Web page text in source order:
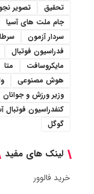
تحقیق
تصویر
جام ملت های آسیا
سردار آزمون
فدراسیون فوتبال
مایکروسافت
متا
هوش مصنوعی
وزیر ورزش و جوانان
کنفدراسیون فوتبال
گوگل
لینک های مفید
خرید فالوور